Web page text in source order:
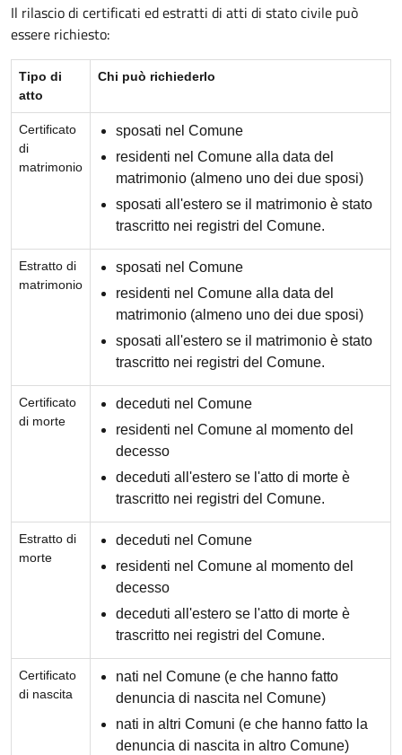
Il rilascio di certificati ed estratti di atti di stato civile può
essere richiesto:
Tipo di
atto
Chi può richiederlo
Certificato
di
matrimonio
sposati nel Comune
residenti nel Comune alla data del
matrimonio (almeno uno dei due sposi)
sposati all'estero se il matrimonio è stato
trascritto nei registri del Comune.
Estratto di
matrimonio
sposati nel Comune
residenti nel Comune alla data del
matrimonio (almeno uno dei due sposi)
sposati all'estero se il matrimonio è stato
trascritto nei registri del Comune.
Certificato
di morte
deceduti nel Comune
residenti nel Comune al momento del
decesso
deceduti all'estero se l'atto di morte è
trascritto nei registri del Comune.
Estratto di
morte
deceduti nel Comune
residenti nel Comune al momento del
decesso
deceduti all'estero se l'atto di morte è
trascritto nei registri del Comune.
Certificato
di nascita
nati nel Comune (e che hanno fatto
denuncia di nascita nel Comune)
nati in altri Comuni (e che hanno fatto la
denuncia di nascita in altro Comune)